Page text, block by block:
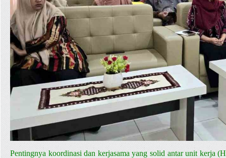
Pentingnya koordinasi dan kerjasama yang solid antar unit kerja